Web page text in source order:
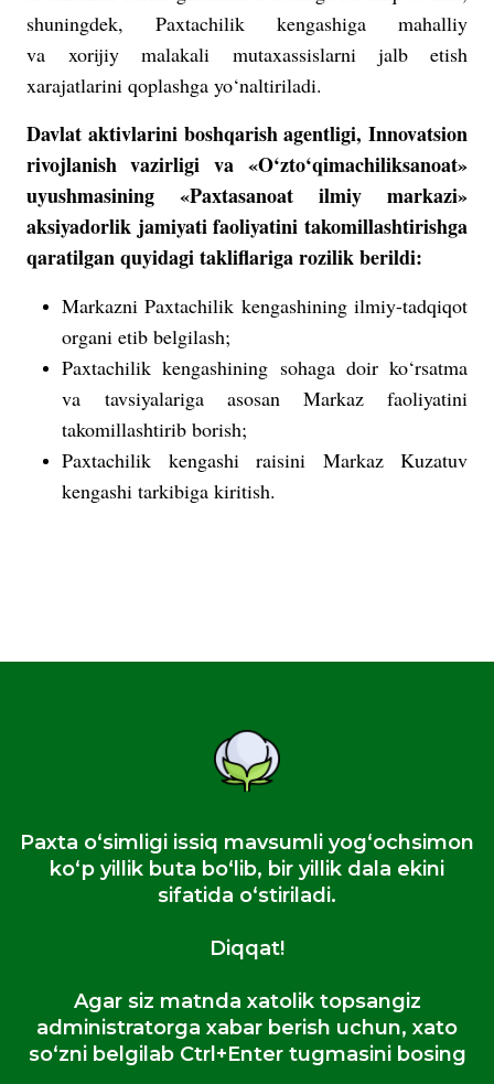
shuningdek, Paxtachilik kengashiga mahalliy
va xorijiy malakali mutaxassislarni jalb etish
xarajatlarini qoplashga yo‘naltiriladi.
Davlat aktivlarini boshqarish agentligi, Innovatsion
rivojlanish vazirligi va «O‘zto‘qimachiliksanoat»
uyushmasining «Paxtasanoat ilmiy markazi»
aksiyadorlik jamiyati faoliyatini takomillashtirishga
qaratilgan quyidagi takliflariga rozilik berildi:
Markazni Paxtachilik kengashining ilmiy-tadqiqot
organi etib belgilash;
Paxtachilik kengashining sohaga doir ko‘rsatma
va tavsiyalariga asosan Markaz faoliyatini
takomillashtirib borish;
Paxtachilik kengashi raisini Markaz Kuzatuv
kengashi tarkibiga kiritish.
Paxta oʻsimligi issiq mavsumli yogʻochsimon
koʻp yillik buta boʻlib, bir yillik dala ekini
sifatida oʻstiriladi.
Diqqat!
Agar siz matnda xatolik topsangiz
administratorga xabar berish uchun, xato
so‘zni belgilab Ctrl+Enter tugmasini bosing